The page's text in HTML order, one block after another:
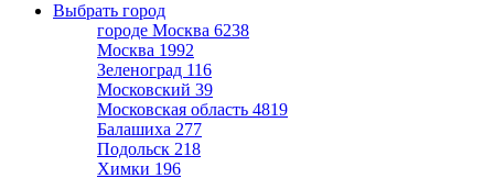
Выбрать город
городе Москва 6238
Москва 1992
Зеленоград 116
Московский 39
Московская область 4819
Балашиха 277
Подольск 218
Химки 196